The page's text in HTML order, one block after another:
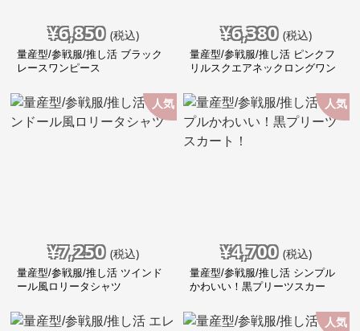
¥6,850 (税込)
量産型/参戦服/推し活 ブラック
レースワンピース
¥6,380 (税込)
量産型/参戦服/推し活 ピンクフ
リルスクエアネックロングワン
人気
¥7,250 (税込)
量産型/参戦服/推し活 ツインド
ール風ロリータシャツ
人気
¥4,700 (税込)
量産型/参戦服/推し活 シンプル
かわいい！黒プリーツスカー
人気